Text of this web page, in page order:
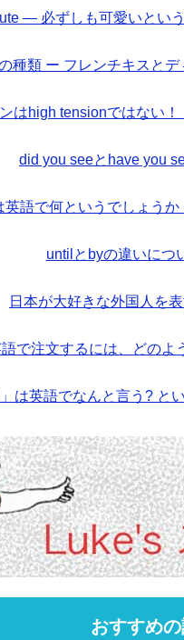
— 必ずしも可愛いとい
種類 ー フレンチキスと
はhigh tensionではない
did you seeとhave you
英語で何というでしょう
untilとbyの違いにつ
日本が大好きな外国人を
語で注文するには、どの
」は英語でなんと言う? と
おすすめ